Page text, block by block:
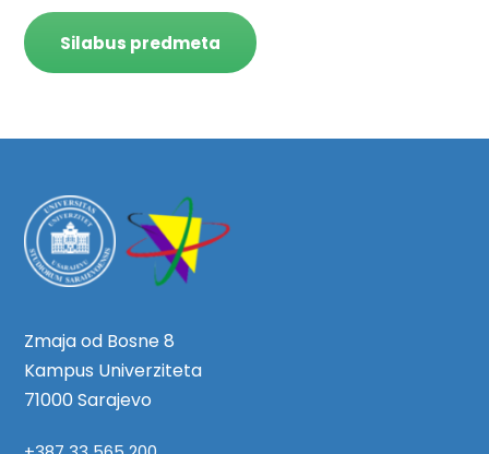
Silabus predmeta
Zmaja od Bosne 8
Kampus Univerziteta
71000 Sarajevo